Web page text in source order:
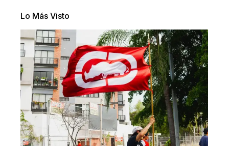
Lo Más Visto